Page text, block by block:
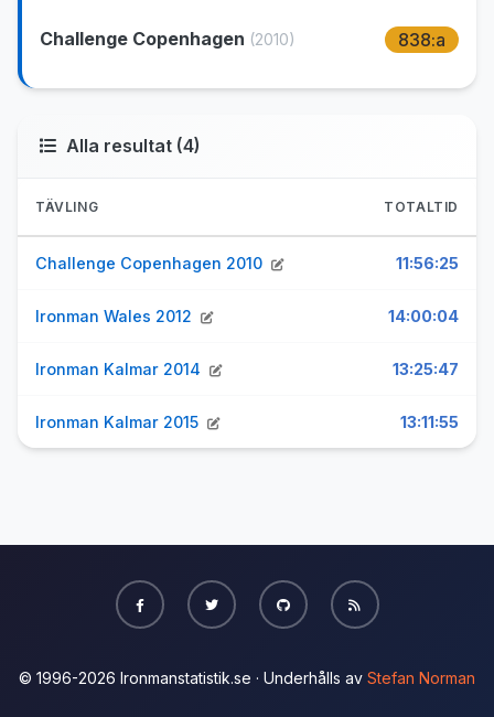
Challenge Copenhagen (2010) 838:a
Alla resultat (4)
TÄVLING TOTALTID
Challenge Copenhagen 2010 11:56:25
Ironman Wales 2012 14:00:04
Ironman Kalmar 2014 13:25:47
Ironman Kalmar 2015 13:11:55
© 1996-2026 Ironmanstatistik.se · Underhålls av Stefan Norman